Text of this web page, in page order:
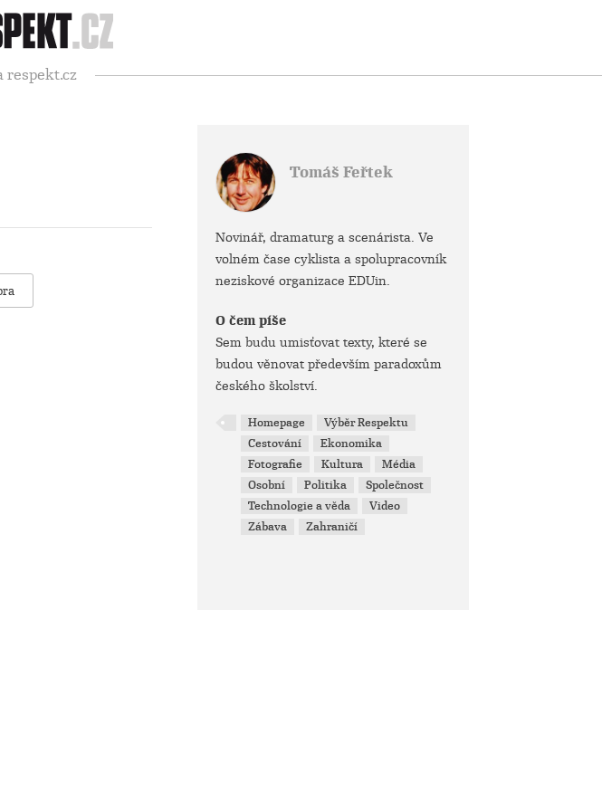
respekt.cz
Tomáš Feřtek
Novinář, dramaturg a scenárista. Ve
volném čase cyklista a spolupracovník
neziskové organizace EDUin.
O čem píše
Sem budu umisťovat texty, které se
budou věnovat především paradoxům
českého školství.
Homepage
Výběr Respektu
Cestování
Ekonomika
Fotografie
Kultura
Média
Osobní
Politika
Společnost
Technologie a věda
Video
Zábava
Zahraničí